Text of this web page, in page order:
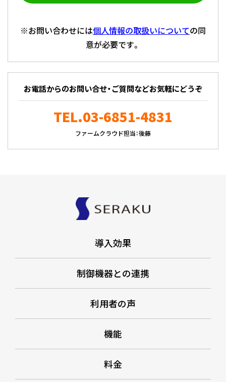
※お問い合わせには個人情報の取扱いについての同
意が必要です。
お電話からのお問い合せ・ご質問などお気軽にどうぞ
TEL.03-6851-4831
ファームクラウド担当：後藤
導入効果
制御機器との連携
利用者の声
機能
料金